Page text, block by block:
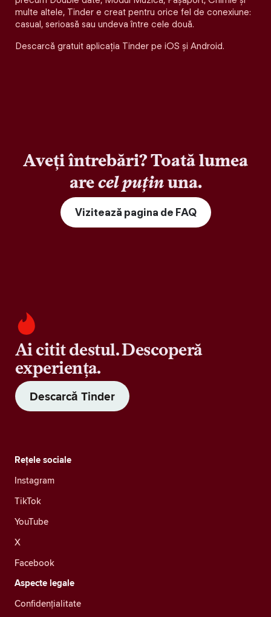
multe altele, Tinder e creat pentru orice fel de conexiune:
casual, serioasă sau undeva între cele două.
Descarcă gratuit aplicația Tinder pe iOS și Android.
Aveți întrebări? Toată lumea
arecel puținuna.
Vizitează pagina de FAQ
Ai citit destul. Descoperă
experiența.
Descarcă Tinder
Rețele sociale
Instagram
TikTok
YouTube
X
Facebook
Aspecte legale
Confidenţialitate